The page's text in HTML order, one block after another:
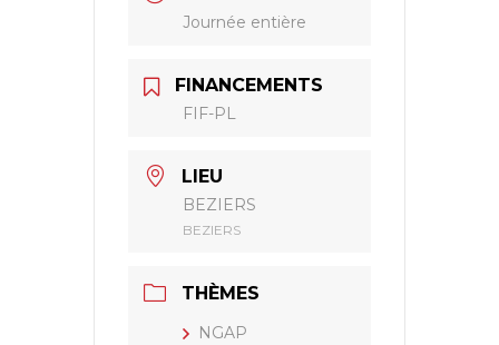
Journée entière
FINANCEMENTS
FIF-PL
LIEU
BEZIERS
BEZIERS
THÈMES
NGAP